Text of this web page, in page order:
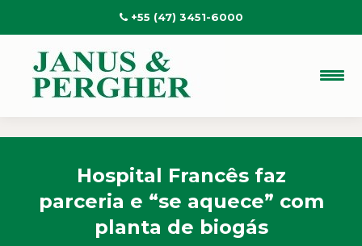
+55 (47) 3451-6000
Hospital Francês faz
parceria e “se aquece” com
planta de biogás